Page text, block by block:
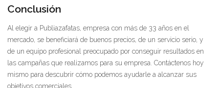
Conclusión
Al elegir a Publiazafatas, empresa con más de 33 años en el
mercado, se beneficiará de buenos precios, de un servicio serio, y
de un equipo profesional preocupado por conseguir resultados en
las campañas que realizamos para su empresa. Contáctenos hoy
mismo para descubrir cómo podemos ayudarle a alcanzar sus
objetivos comerciales.